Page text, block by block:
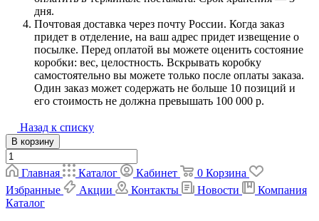
дня.
Почтовая доставка через почту России. Когда заказ
придет в отделение, на ваш адрес придет извещение о
посылке. Перед оплатой вы можете оценить состояние
коробки: вес, целостность. Вскрывать коробку
самостоятельно вы можете только после оплаты заказа.
Один заказ может содержать не больше 10 позиций и
его стоимость не должна превышать 100 000 р.
Назад к списку
В корзину
Главная Каталог Кабинет 0 Корзина
Избранные
Акции Контакты Новости
Компания
Каталог